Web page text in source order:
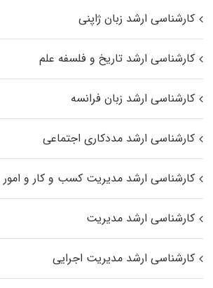
کارشناسی ارشد زبان ژاپنی
کارشناسی ارشد تاریخ و فلسفه علم
کارشناسی ارشد زبان فرانسه
کارشناسی ارشد مددکاری اجتماعی
کارشناسی ارشد مدیریت کسب و کار و
کارشناسی ارشد مدیریت
کارشناسی ارشد مدیریت اجرایی